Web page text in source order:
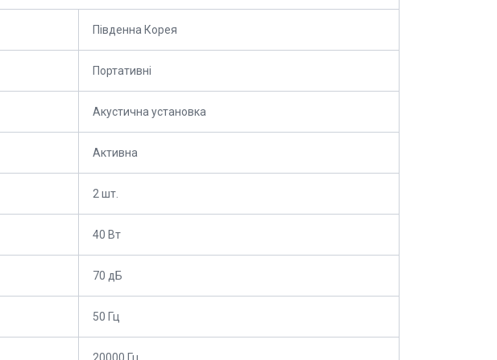
Південна Корея
Портативні
Акустична установка
Активна
2 шт.
40 Вт
70 дБ
50 Гц